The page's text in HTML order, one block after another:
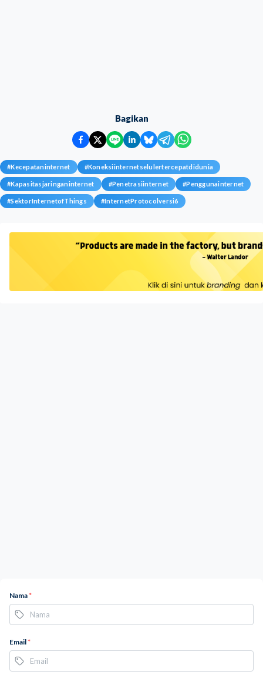
Bagikan
#Kecepataninternet #Koneksiinternetselulertercepatdidunia
#Kapasitasjaringaninternet #Penetrasiinternet #Penggunainternet
#SektorInternetofThings #InternetProtocolversi6
Nama*
Email*